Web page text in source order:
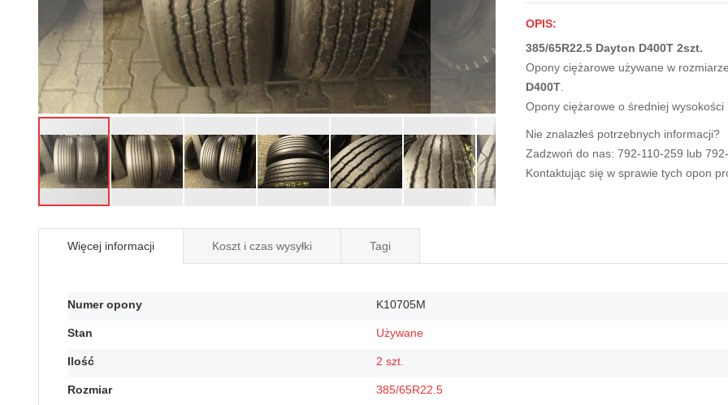
na
początek
OPIS:
385/65R22.5 Dayton D400T 2szt.
Opony ciężarowe używane w rozmiarze
D400T.
Opony ciężarowe o średniej wysokości
Nie znalazłeś potrzebnych informacji?
Zadzwoń do nas: 792-110-259 lub
Kontaktując się w sprawie tych opon
Więcej informacji
Więcej
Numer opony K10705M
Stan Używane
Ilość 2 szt.
Rozmiar 385/65R22.5
Koszt i czas wysyłki Tagi